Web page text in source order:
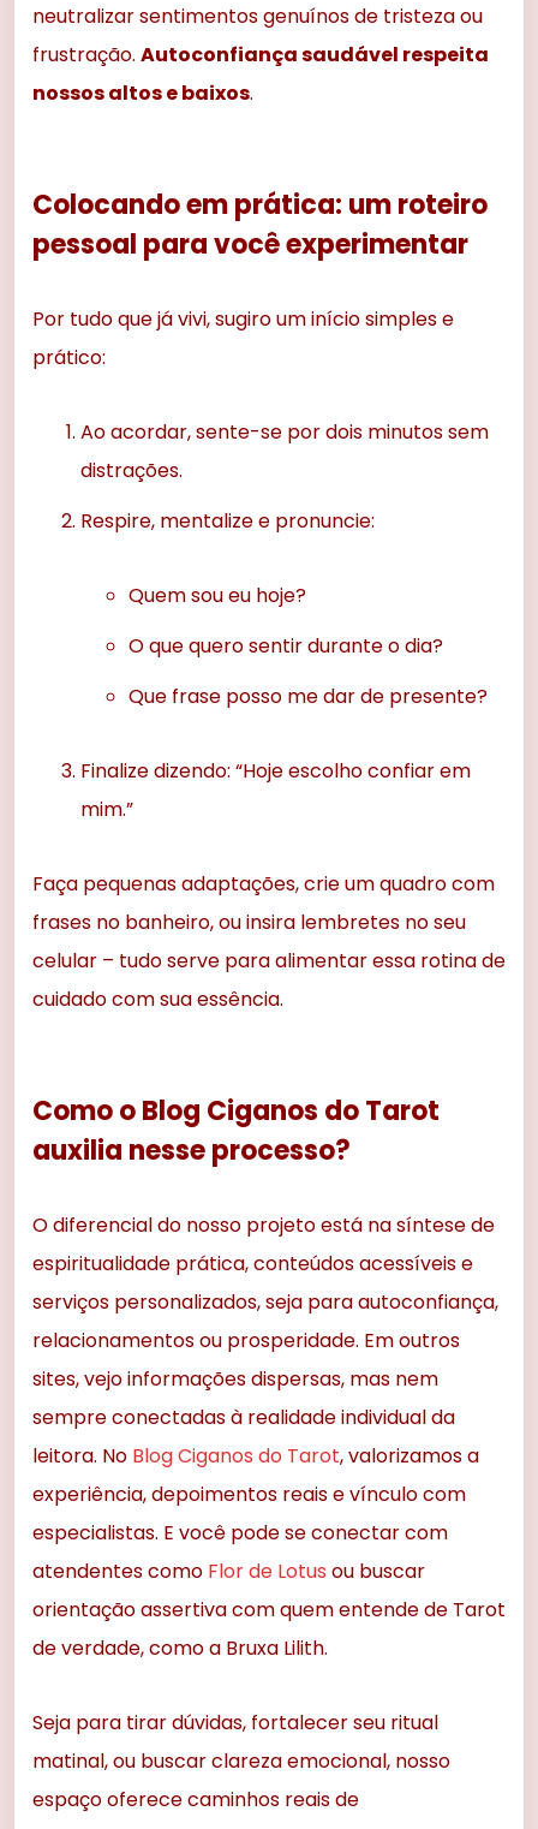
neutralizar sentimentos genuínos de tristeza ou
frustração. Autoconfiança saudável respeita
nossos altos e baixos.
Colocando em prática: um roteiro
pessoal para você experimentar
Por tudo que já vivi, sugiro um início simples e
prático:
Ao acordar, sente-se por dois minutos sem
distrações.
Respire, mentalize e pronuncie:
Quem sou eu hoje?
O que quero sentir durante o dia?
Que frase posso me dar de presente?
Finalize dizendo: “Hoje escolho confiar em
mim.”
Faça pequenas adaptações, crie um quadro com
frases no banheiro, ou insira lembretes no seu
celular – tudo serve para alimentar essa rotina de
cuidado com sua essência.
Como o Blog Ciganos do Tarot
auxilia nesse processo?
O diferencial do nosso projeto está na síntese de
espiritualidade prática, conteúdos acessíveis e
serviços personalizados, seja para autoconfiança,
relacionamentos ou prosperidade. Em outros
sites, vejo informações dispersas, mas nem
sempre conectadas à realidade individual da
leitora. No Blog Ciganos do Tarot, valorizamos a
experiência, depoimentos reais e vínculo com
especialistas. E você pode se conectar com
atendentes como Flor de Lotus ou buscar
orientação assertiva com quem entende de Tarot
de verdade, como a Bruxa Lilith.
Seja para tirar dúvidas, fortalecer seu ritual
matinal, ou buscar clareza emocional, nosso
espaço oferece caminhos reais de